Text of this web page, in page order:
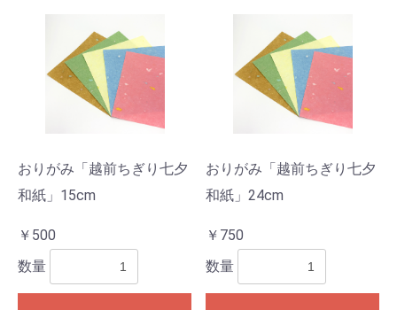
おりがみ「越前ちぎり七夕
和紙」15cm
￥500
数量
おりがみ「越前ちぎり七夕
和紙」24cm
￥750
数量